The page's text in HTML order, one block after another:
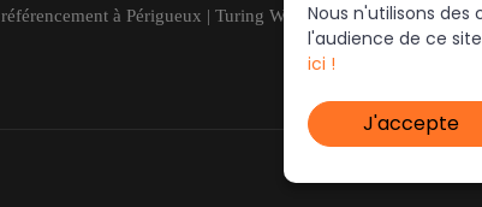
référencement à Périgueux | Turing Web
Nous n'utilisons des
l'audience de ce
ici !
J'accepte